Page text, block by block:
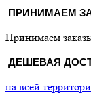
ПРИНИМАЕМ
Принимаем
ДЕШЕВАЯ
на всей